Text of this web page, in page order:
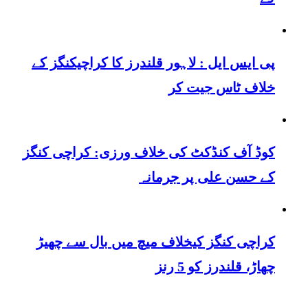
پی ایس ایل : لاہور قلندرز کا کراچیکنگز کے
خلاف ٹاس جیت کر
کوڈ آف کنڈکٹ کی خلاف ورزی: کراچی کنگز
کے حسن علی پر جرمانہ
کراچی کنگز کیخلاف میچ میں بال سے چھیڑ
چھاڑ، قلندرز کو 5 رنز